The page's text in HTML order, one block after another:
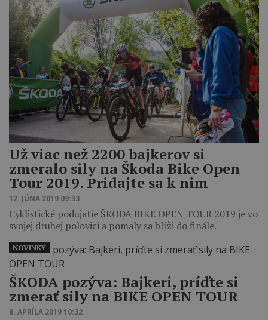
Už viac než 2200 bajkerov si
zmeralo sily na Škoda Bike Open
Tour 2019. Pridajte sa k nim
12. JÚNA 2019 09:33
Cyklistické podujatie ŠKODA BIKE OPEN TOUR 2019 je vo
svojej druhej polovici a pomaly sa blíži do finále.
ŠKODA pozýva: Bajkeri, príďte si
zmerať sily na BIKE OPEN TOUR
8. APRÍLA 2019 10:32
NOVINKY